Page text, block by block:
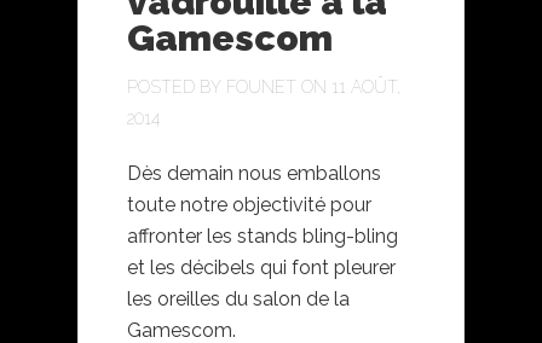
Gamescom
POSTED BY FOUNET ON 11 AOÛT,
2014
Dès demain nous emballons
toute notre objectivité pour
affronter les stands bling-bling
et les décibels qui font pleurer
les oreilles du salon de la
Gamescom.